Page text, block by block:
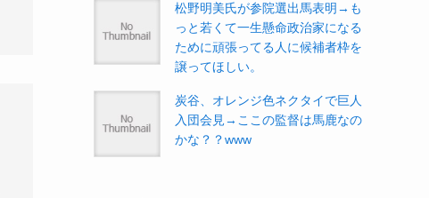
松野明美氏が参院選出馬表明→も
っと若くて一生懸命政治家になる
ために頑張ってる人に候補者枠を
譲ってほしい。
炭谷、オレンジ色ネクタイで巨人
入団会見→ここの監督は馬鹿なの
かな？？www